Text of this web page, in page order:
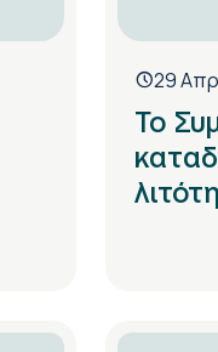
29
To